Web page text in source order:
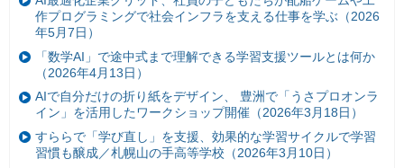
作プログラミングで社会インフラを支える仕事を学ぶ（2026
年5月7日）
「数学AI」で途中式まで理解できる学習支援ツールとは何か
（2026年4月13日）
AIで自分だけの折り紙をデザイン、 豊洲で「うさプロオンラ
イン」を活用したワークショップ開催（2026年3月18日）
すららで「学び直し」を支援、効果的な学習サイクルで学習
習慣も醸成／札幌山の手高等学校（2026年3月10日）